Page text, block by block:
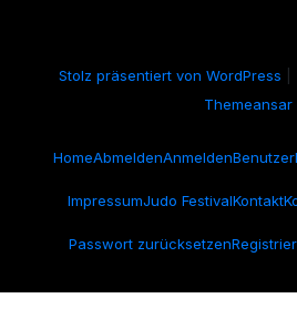
Stolz präsentiert von WordPress
Themeansar
HomeAbmeldenAnmeldenBenutzer
ImpressumJudo FestivalKontakt
Passwort zurücksetzen